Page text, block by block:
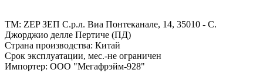
ТМ: ZEP ЗЕП С.р.л. Виа Понтеканале, 14, 35010 - С.
Джорджио делле Пертиче (ПД)
Страна производства: Китай
Срок эксплуатации, мес.-не ограничен
Импортер: ООО "Мегафрэйм-928"